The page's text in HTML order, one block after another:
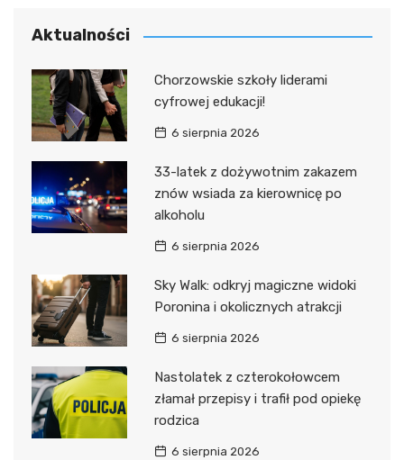
Aktualności
Chorzowskie szkoły liderami
cyfrowej edukacji!
6 sierpnia 2026
33-latek z dożywotnim zakazem
znów wsiada za kierownicę po
alkoholu
6 sierpnia 2026
Sky Walk: odkryj magiczne widoki
Poronina i okolicznych atrakcji
6 sierpnia 2026
Nastolatek z czterokołowcem
złamał przepisy i trafił pod opiekę
rodzica
6 sierpnia 2026